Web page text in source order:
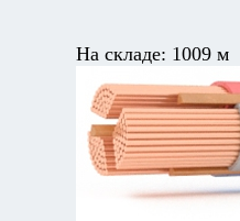
На складе: 1009 м